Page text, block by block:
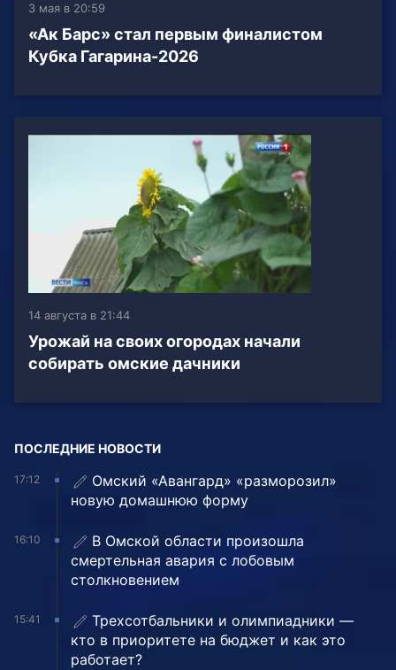
3 мая в 20:59
«Ак Барс» стал первым финалистом
Кубка Гагарина-2026
14 августа в 21:44
Урожай на своих огородах начали
собирать омские дачники
ПОСЛЕДНИЕ НОВОСТИ
17:12
Омский «Авангард» «разморозил»
новую домашнюю форму
16:10
В Омской области произошла
смертельная авария с лобовым
столкновением
15:41
Трехсотбальники и олимпиадники —
кто в приоритете на бюджет и как это
работает?